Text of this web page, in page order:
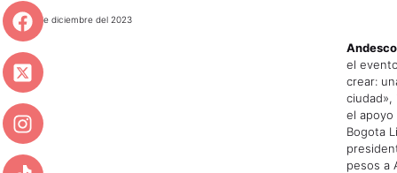
18 de diciembre del 2023
Andesco
el
crear:
ciudad»,
el apoyo
Bogota
pesos a